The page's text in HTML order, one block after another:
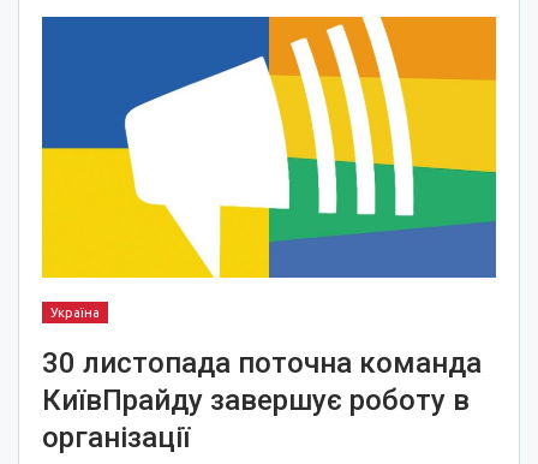
Україна
30 листопада поточна команда
КиївПрайду завершує роботу в
організації